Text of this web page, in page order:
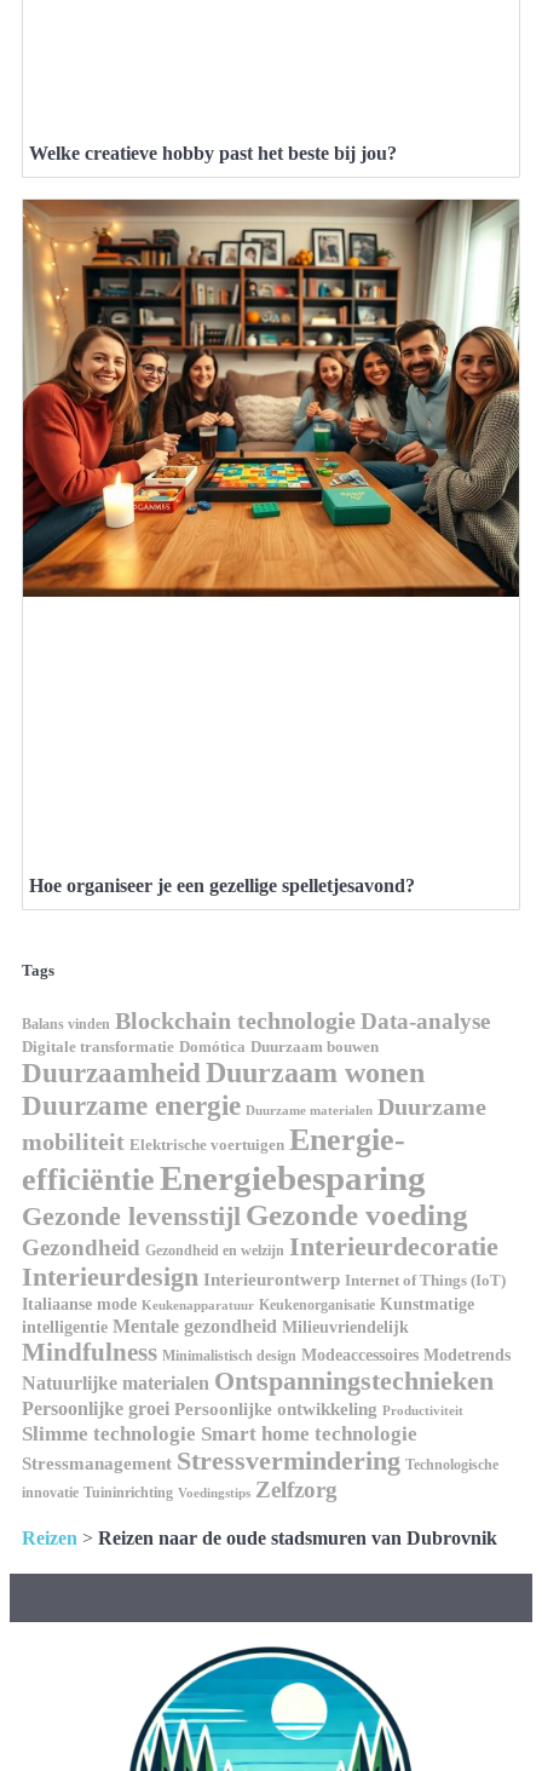
Welke creatieve hobby past het beste bij jou?
Hoe organiseer je een gezellige spelletjesavond?
Tags
Balans vinden Blockchain technologieData-analyse
Digitale transformatie Domótica Duurzaam bouwen
DuurzaamheidDuurzaam wonen
Duurzame energie Duurzame materialen Duurzame
mobiliteit Elektrische voertuigen Energie-
efficiëntieEnergiebesparing
Gezonde levensstijl Gezonde voeding
Gezondheid Gezondheid en welzijn Interieurdecoratie
Interieurdesign Interieurontwerp Internet of Things (IoT)
Italiaanse mode Keukenapparatuur Keukenorganisatie Kunstmatige
intelligentie Mentale gezondheid Milieuvriendelijk
Mindfulness Minimalistisch design Modeaccessoires Modetrends
Natuurlijke materialen Ontspanningstechnieken
Persoonlijke groei Persoonlijke ontwikkeling Productiviteit
Slimme technologie Smart home technologie
Stressmanagement Stressvermindering Technologische
innovatie Tuininrichting Voedingstips Zelfzorg
Reizen > Reizen naar de oude stadsmuren van Dubrovnik